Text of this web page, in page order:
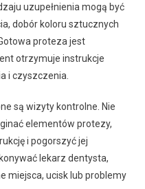
uzupełnienia mogą być
dobór koloru sztucznych
proteza jest
otrzymuje instrukcje
i czyszczenia.
są wizyty kontrolne. Nie
elementów protezy,
i pogorszyć jej
lekarz dentysta,
miejsca, ucisk lub problemy